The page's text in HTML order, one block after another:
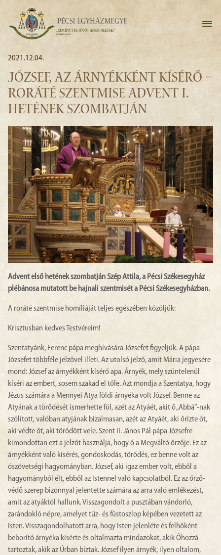
2021.12.04.
JÓZSEF, AZ ÁRNYÉKKÉNT KÍSÉRŐ –
RORÁTÉ SZENTMISE ADVENT I.
HETÉNEK SZOMBATJÁN
Advent első hetének szombatján Szép Attila, a Pécsi Székesegyház
plébánosa mutatott be hajnali szentmisét a Pécsi Székesegyházban.
A roráté szentmise homíliáját teljes egészében közöljük:
Krisztusban kedves Testvéreim!
Szentatyánk, Ferenc pápa meghívására Józsefet figyeljük. A pápa
Józsefet többféle jelzővel illeti. Az utolsó jelző, amit Mária jegyesére
mond: József az árnyékként kísérő apa. Árnyék, mely szüntelenül
kíséri az embert, sosem szakad el tőle. Azt mondja a Szentatya, hogy
Jézus számára a Mennyei Atya földi árnyéka volt József. Benne az
Atyának a törődését ismerhette föl, azét az Atyáét, akit ő „Abbá”-nak
szólított, valóban atyjának bizalmasan, azét az Atyáét, aki őrizte őt,
aki védte őt, aki törődött vele. Szent II. János Pál pápa Józsefre
kimondottan ezt a jelzőt használja, hogy ő a Megváltó őrzője. Ez az
árnyékként való kísérés, gondoskodás, törődés, ez benne volt az
ószövetségi hagyományban. József, aki igaz ember volt, ebből a
hagyományból élt, ebből az Istennel való kapcsolatból. Ez az őrző-
védő szerep bizonnyal jelentette számára az arra való emlékezést,
amit az atyáktól hallunk. Visszagondolt a pusztában vándorló,
zarándokló népre, amelyet tűz- és füstoszlop képében vezetett az
Isten. Visszagondolhatott arra, hogy Isten jelenléte és felhőként
beborító árnyéka kísérte és oltalmazta mindazokat, akik Őhozzá
tartoztak, akik az Úrban bíztak. József ilyen árnyék, ilyen oltalom,